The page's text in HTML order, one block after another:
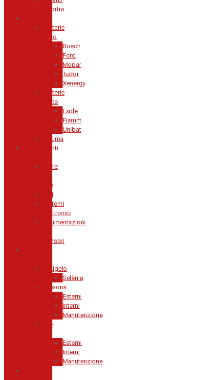
Sportivi
Batterie
Auto
Bosch
Ford
Mopar
Tudor
Xenergy
Batterie
Moto
Exide
Fiamm
Unibat
Optima
Componenti
Barre
Led
Fari
Sistemi
Elettronici
Strumentazioni
Sensori
Antigelo
Selènia
Arexons
Esterni
Interni
Manutenzione
Ma-
Esterni
Interni
Manutenzione